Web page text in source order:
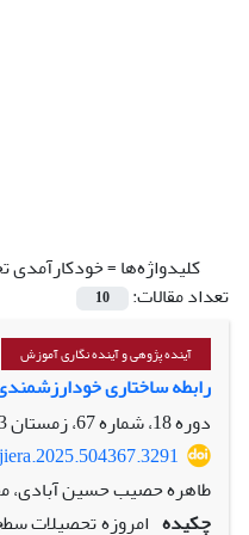
کلیدواژه‌ها =خودکارآمدی
تعداد مقالات:
10
آینده پژوهی و آینده نگاری آموزش
رابطه ساختاری
دوره 18، شماره 67، زمستان 1403، صفحه
طاهره حصیب حسین آبادی،
چکیده امروزه تحصیلات